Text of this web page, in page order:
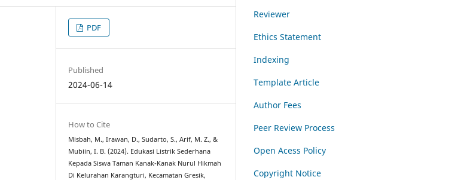
PDF
Published
2024-06-14
How to Cite
Misbah, M., Irawan, D., Sudarto, S., Arif, M. Z., &
Mubiin, I. B. (2024). Edukasi Listrik Sederhana
Kepada Siswa Taman Kanak-Kanak Nurul Hikmah
Di Kelurahan Karangturi, Kecamatan Gresik,
Reviewer
Ethics Statement
Indexing
Template Article
Author Fees
Peer Review Process
Open Acess Policy
Copyright Notice